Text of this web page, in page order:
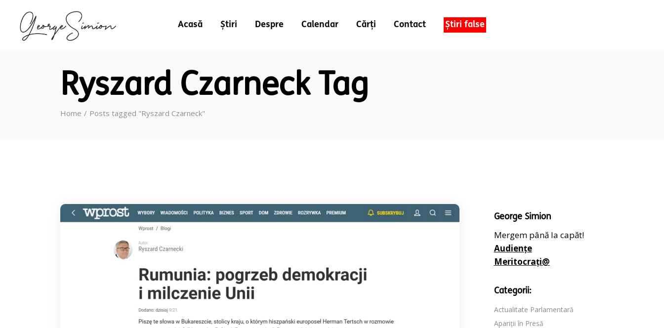
Acasă Știri Despre Calendar Cărți Contact Știri false
Ryszard Czarneck Tag
Home Posts tagged "Ryszard Czarneck"
George Simion
Mergem până la capăt!
Audiențe
Meritocrați@
Categorii:
Actualitate Parlamentară
Apariții în Presă